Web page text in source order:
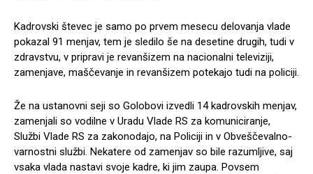
Kadrovski števec je samo po prvem mesecu delovanja vlade
pokazal 91 menjav, tem je sledilo še na desetine drugih, tudi v
zdravstvu, v pripravi je revanšizem na nacionalni televiziji,
zamenjave, maščevanje in revanšizem potekajo tudi na policiji.
Že na ustanovni seji so Golobovi izvedli 14 kadrovskih menjav,
zamenjali so vodilne v Uradu Vlade RS za komuniciranje,
Službi Vlade RS za zakonodajo, na Policiji in v Obveščevalno-
varnostni službi. Nekatere od zamenjav so bile razumljive, saj
vsaka vlada nastavi svoje kadre, ki jim zaupa. Povsem